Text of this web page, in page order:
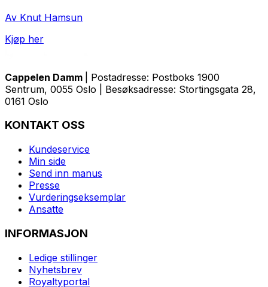
Av Knut Hamsun
Kjøp her
Cappelen Damm
| Postadresse: Postboks 1900
Sentrum, 0055 Oslo | Besøksadresse: Stortingsgata 28,
0161 Oslo
KONTAKT OSS
Kundeservice
Min side
Send inn manus
Presse
Vurderingseksemplar
Ansatte
INFORMASJON
Ledige stillinger
Nyhetsbrev
Royaltyportal